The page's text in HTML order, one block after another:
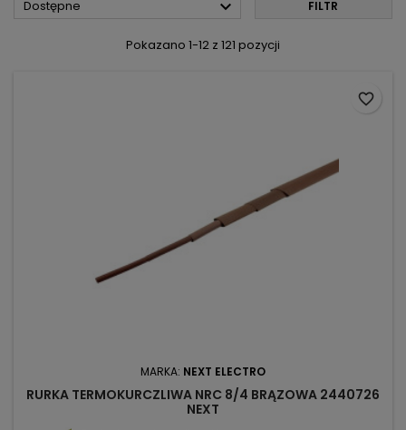
Dostępne  FILTR
Pokazano 1-12 z 121 pozycji
MARKA: NEXT ELECTRO
RURKA TERMOKURCZLIWA NRC 8/4 BRĄZOWA 2440726
NEXT
favorite_border